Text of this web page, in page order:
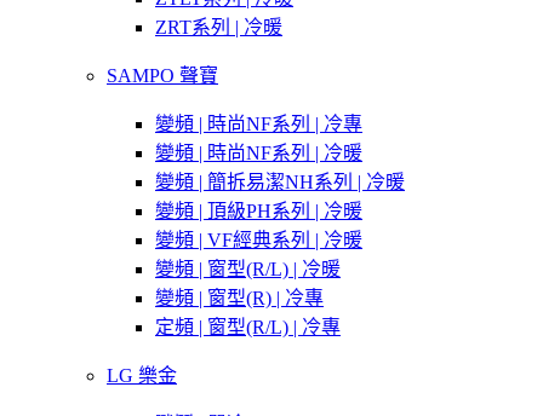
ZRT系列 | 冷暖
SAMPO 聲寶
變頻 | 時尚NF系列 | 冷專
變頻 | 時尚NF系列 | 冷暖
變頻 | 簡拆易潔NH系列 | 冷暖
變頻 | 頂級PH系列 | 冷暖
變頻 | VF經典系列 | 冷暖
變頻 | 窗型(R/L) | 冷暖
變頻 | 窗型(R) | 冷專
定頻 | 窗型(R/L) | 冷專
LG 樂金